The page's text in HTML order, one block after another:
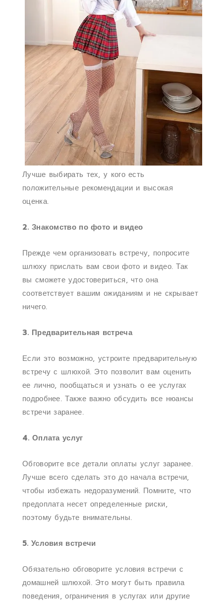
Лучше выбирать тех, у кого есть
положительные рекомендации и высокая
оценка.
2. Знакомство по фото и видео
Прежде чем организовать встречу, попросите
шлюху прислать вам свои фото и видео. Так
вы сможете удостовериться, что она
соответствует вашим ожиданиям и не скрывает
ничего.
3. Предварительная встреча
Если это возможно, устроите предварительную
встречу с шлюхой. Это позволит вам оценить
ее лично, пообщаться и узнать о ее услугах
подробнее. Также важно обсудить все нюансы
встречи заранее.
4. Оплата услуг
Обговорите все детали оплаты услуг заранее.
Лучше всего сделать это до начала встречи,
чтобы избежать недоразумений. Помните, что
предоплата несет определенные риски,
поэтому будьте внимательны.
5. Условия встречи
Обязательно обговорите условия встречи с
домашней шлюхой. Это могут быть правила
поведения, ограничения в услугах или другие